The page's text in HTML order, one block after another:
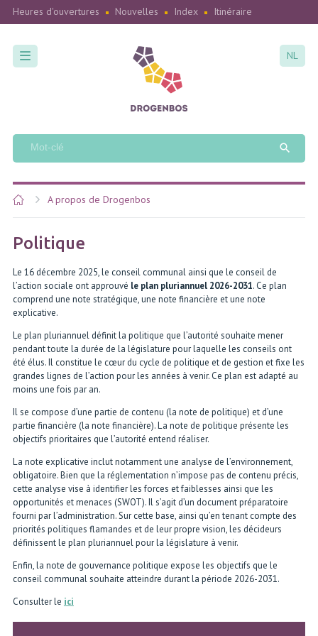
Heures d'ouvertures Nouvelles Index Itinéraire
NL
A propos de Drogenbos
Politique
Le 16 décembre 2025, le conseil communal ainsi que le conseil de
l’action sociale ont approuvé le plan pluriannuel 2026-2031. Ce plan
comprend une note stratégique, une note financière et une note
explicative.
Le plan pluriannuel définit la politique que l’autorité souhaite mener
pendant toute la durée de la législature pour laquelle les conseils ont
été élus. Il constitue le cœur du cycle de politique et de gestion et fixe les
grandes lignes de l’action pour les années à venir. Ce plan est adapté au
moins une fois par an.
Il se compose d’une partie de contenu (la note de politique) et d’une
partie financière (la note financière). La note de politique présente les
objectifs prioritaires que l’autorité entend réaliser.
La note explicative inclut notamment une analyse de l’environnement,
obligatoire. Bien que la réglementation n’impose pas de contenu précis,
cette analyse vise à identifier les forces et faiblesses ainsi que les
opportunités et menaces (SWOT). Il s’agit d’un document préparatoire
fourni par l’administration. Sur cette base, ainsi qu’en tenant compte des
priorités politiques flamandes et de leur propre vision, les décideurs
définissent le plan pluriannuel pour la législature à venir.
Enfin, la note de gouvernance politique expose les objectifs que le
conseil communal souhaite atteindre durant la période 2026-2031.
Consulter le ici